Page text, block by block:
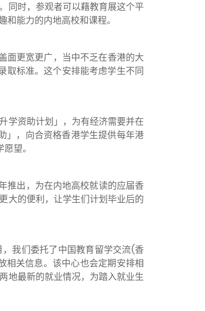
同时，参观者可以藉教育展这个平
能力的内地高校和课程。
更宽更广，当中不乏在香港的大
取标准。这个安排能考虑学生不同
资助计划」，为有经济需要并在
」，向合资格香港学生提供每年港
望。
出，为在内地高校就读的应届香
大的便利，让学生们计划毕业后的
我们委托了中国教育留学交流(香
相关信息。该中心也会定期安排相
地最新的就业情况，为踏入就业生